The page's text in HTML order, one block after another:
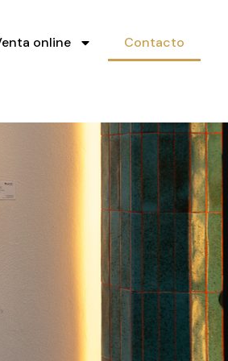
online Contacto